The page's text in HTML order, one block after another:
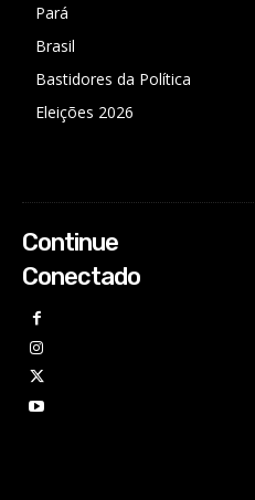
Pará
Brasil
Bastidores da Política
Eleições 2026
Continue
Conectado